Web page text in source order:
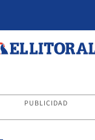
PUBLICIDAD